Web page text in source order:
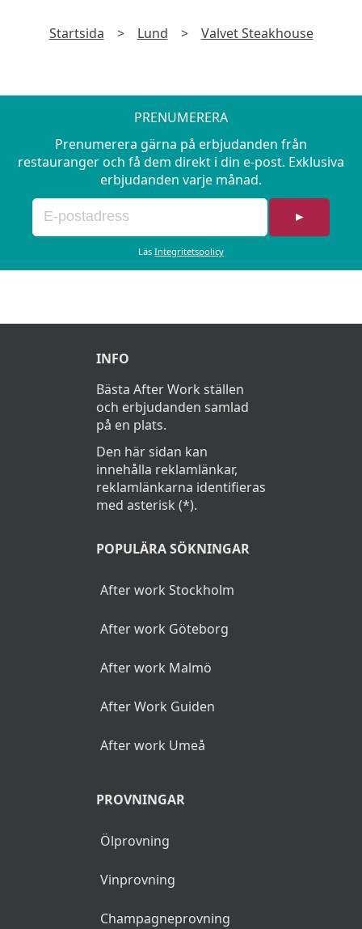
Startsida > Lund > Valvet Steakhouse
PRENUMERERA
Prenumerera gärna på erbjudanden från
restauranger och få dem direkt i din e-post. Exklusiva
erbjudanden varje månad.
►
Läs Integritetspolicy
INFO
Bästa After Work ställen
och erbjudanden samlad
på en plats.
Den här sidan kan
innehålla reklamlänkar,
reklamlänkarna identifieras
med asterisk (*).
POPULÄRA SÖKNINGAR
After work Stockholm
After work Göteborg
After work Malmö
After Work Guiden
After work Umeå
PROVNINGAR
Ölprovning
Vinprovning
Champagneprovning